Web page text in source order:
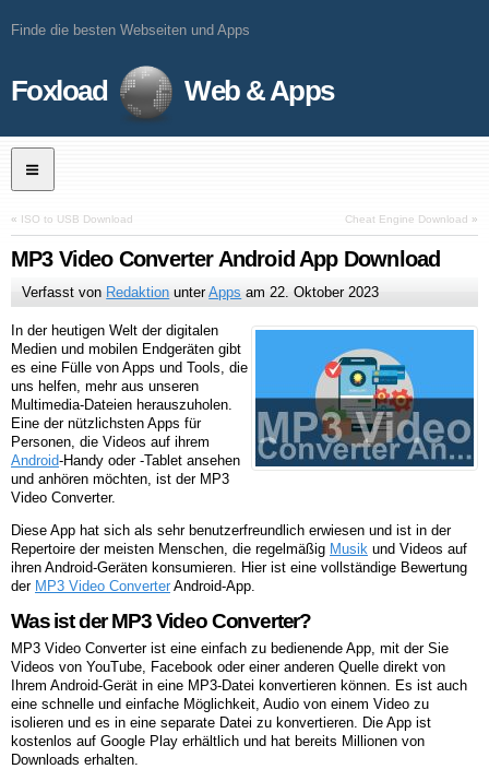
Finde die besten Webseiten und Apps
Foxload Web & Apps
« ISO to USB Download Cheat Engine Download »
MP3 Video Converter Android App Download
Verfasst von Redaktion unterApps am22. Oktober 2023
In der heutigen Welt der digitalen
Medien und mobilen Endgeräten gibt
es eine Fülle von Apps und Tools, die
uns helfen, mehr aus unseren
Multimedia-Dateien herauszuholen.
Eine der nützlichsten Apps für
Personen, die Videos auf ihrem
Android-Handy oder -Tablet ansehen
und anhören möchten, ist der MP3
Video Converter.
Diese App hat sich als sehr benutzerfreundlich erwiesen und ist in der
Repertoire der meisten Menschen, die regelmäßig Musik und Videos auf
ihren Android-Geräten konsumieren. Hier ist eine vollständige Bewertung
der MP3 Video Converter Android-App.
Was ist der MP3 Video Converter?
MP3 Video Converter ist eine einfach zu bedienende App, mit der Sie
Videos von YouTube, Facebook oder einer anderen Quelle direkt von
Ihrem Android-Gerät in eine MP3-Datei konvertieren können. Es ist auch
eine schnelle und einfache Möglichkeit, Audio von einem Video zu
isolieren und es in eine separate Datei zu konvertieren. Die App ist
kostenlos auf Google Play erhältlich und hat bereits Millionen von
Downloads erhalten.